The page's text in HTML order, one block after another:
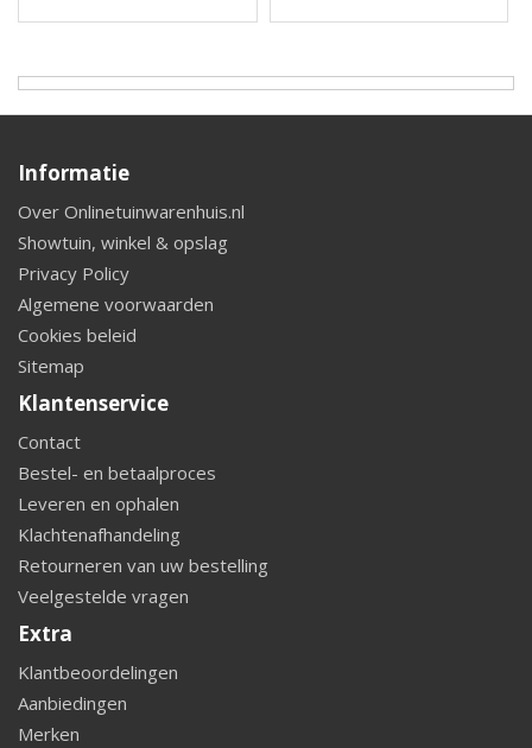
Informatie
Over Onlinetuinwarenhuis.nl
Showtuin, winkel & opslag
Privacy Policy
Algemene voorwaarden
Cookies beleid
Sitemap
Klantenservice
Contact
Bestel- en betaalproces
Leveren en ophalen
Klachtenafhandeling
Retourneren van uw bestelling
Veelgestelde vragen
Extra
Klantbeoordelingen
Aanbiedingen
Merken